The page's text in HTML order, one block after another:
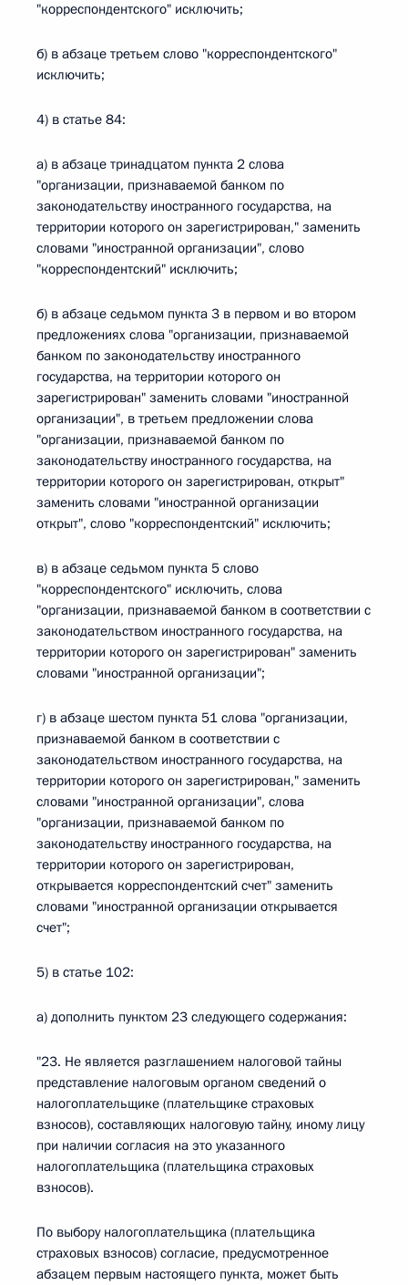
"корреспондентского" исключить;
б) в абзаце третьем слово "корреспондентского"
исключить;
4) в статье 84:
а) в абзаце тринадцатом пункта 2 слова
"организации, признаваемой банком по
законодательству иностранного государства, на
территории которого он зарегистрирован," заменить
словами "иностранной организации", слово
"корреспондентский" исключить;
б) в абзаце седьмом пункта 3 в первом и во втором
предложениях слова "организации, признаваемой
банком по законодательству иностранного
государства, на территории которого он
зарегистрирован" заменить словами "иностранной
организации", в третьем предложении слова
"организации, признаваемой банком по
законодательству иностранного государства, на
территории которого он зарегистрирован, открыт"
заменить словами "иностранной организации
открыт", слово "корреспондентский" исключить;
в) в абзаце седьмом пункта 5 слово
"корреспондентского" исключить, слова
"организации, признаваемой банком в соответствии с
законодательством иностранного государства, на
территории которого он зарегистрирован" заменить
словами "иностранной организации";
г) в абзаце шестом пункта 51 слова "организации,
признаваемой банком в соответствии с
законодательством иностранного государства, на
территории которого он зарегистрирован," заменить
словами "иностранной организации", слова
"организации, признаваемой банком по
законодательству иностранного государства, на
территории которого он зарегистрирован,
открывается корреспондентский счет" заменить
словами "иностранной организации открывается
счет";
5) в статье 102:
а) дополнить пунктом 23 следующего содержания:
"23. Не является разглашением налоговой тайны
представление налоговым органом сведений о
налогоплательщике (плательщике страховых
взносов), составляющих налоговую тайну, иному лицу
при наличии согласия на это указанного
налогоплательщика (плательщика страховых
взносов).
По выбору налогоплательщика (плательщика
страховых взносов) согласие, предусмотренное
абзацем первым настоящего пункта, может быть